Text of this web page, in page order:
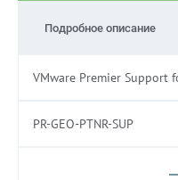
Подробное описание
VMware Premier Support
PR-GEO-PTNR-SUP